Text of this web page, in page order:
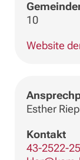
10
Website
Esther
Kontakt
43-2522-